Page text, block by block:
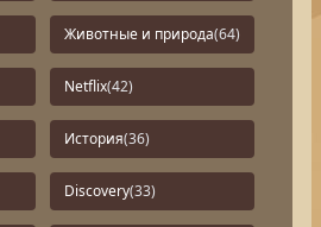
Животные и природа(64)
Netflix(42)
История(36)
Discovery(33)